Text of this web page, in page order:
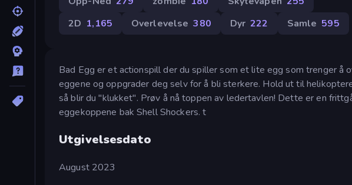
2D 1,165 Overlevelse 380 Dyr 222 Samle 595
Bad Egg er et actionspill der du spiller som et lite egg som trenger å
eggene og oppgrader deg selv for å bli sterkere. Hold ut til
så blir du "klukket". Prøv å nå toppen av ledertavlen! Dette er en
eggekoppene bak Shell Shockers. t
Utgivelsesdato
August 2023